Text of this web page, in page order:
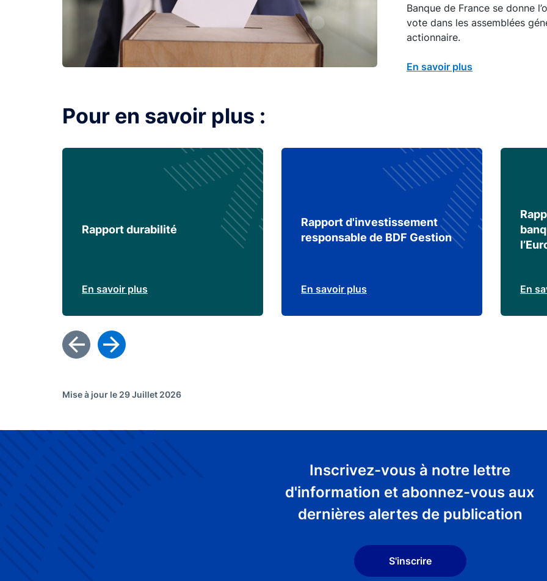
Banque de France se donne
vote dans les assemblées
actionnaire.
En savoir plus
Pour en savoir plus :
Rapport durabilité
En savoir plus
Rapport d'investissement
responsable de BDF Gestion
En savoir plus En
Mise à jour le 29 Juillet 2026
Inscrivez-vous à notre lettre
d'information et abonnez-vous aux
dernières alertes de publication
S'inscrire